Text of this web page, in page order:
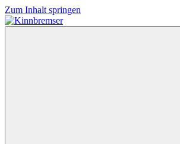
Zum Inhalt springen